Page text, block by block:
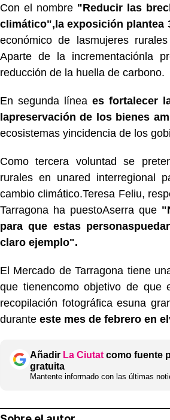
Con el nombre "Reducir las
climático",la exposición plantea
económico de lasmujeres
Aparte de la incrementaciónla
reducción de la huella de carbono.
En segunda línea es fortalecer
lapreservación de los bienes
ecosistemas yincidencia de los
Como tercera voluntad se
rurales en unared interregional
cambio climático.Teresa Feliu,
Tarragona ha puestoAserra que
para que estas personas
claro ejemplo".
El Mercado de Tarragona tiene
que tienencomo objetivo de que
recopilación fotográfica esuna
durante este mes de febrero en el
Añadir La Ciutat como fuente
gratuita
Mantente informado con las últimas